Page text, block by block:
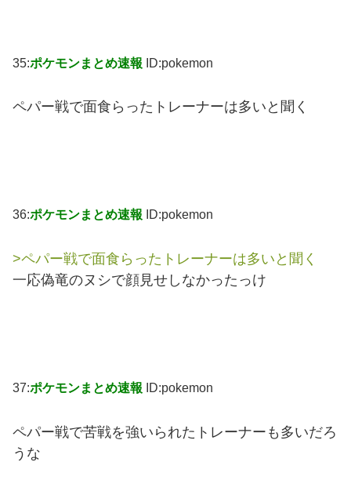
35:ポケモンまとめ速報 ID:pokemon
ペパー戦で面食らったトレーナーは多いと聞く
36:ポケモンまとめ速報 ID:pokemon
>ペパー戦で面食らったトレーナーは多いと聞く
一応偽竜のヌシで顔見せしなかったっけ
37:ポケモンまとめ速報 ID:pokemon
ペパー戦で苦戦を強いられたトレーナーも多いだろ
うな